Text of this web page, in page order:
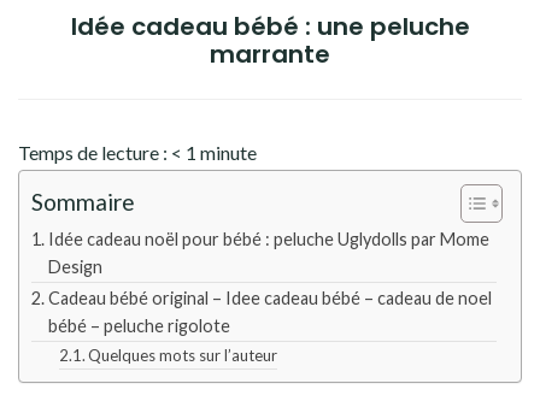
Idée cadeau bébé : une peluche
marrante
Temps de lecture : < 1 minute
Sommaire
Idée cadeau noël pour bébé : peluche Uglydolls par Mome
Design
Cadeau bébé original – Idee cadeau bébé – cadeau de noel
bébé – peluche rigolote
Quelques mots sur l’auteur